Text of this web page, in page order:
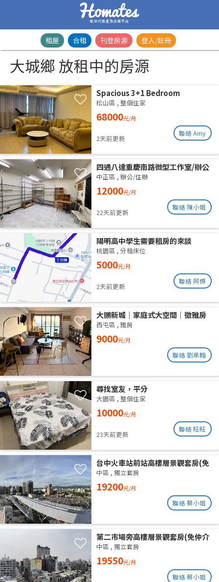
新世代房產及合租平台
租屋 合租 刊登房源 登入/註冊
大城鄉 放租中的房源
Spacious 3+1 Bedroom
Residence | Songshan District |
Taipei Arena MRTSpacious 42-
Ping Designer Apartment | Near
松山區 , 整個住家
68000元/月
2天前更新
聯絡 Amy
四通八達重慶南路微型工作室/辦公
室出租
中正區 , 辦公/住辦
12000元/月
22天前更新
聯絡 陳小姐
陽明高中學生需要租房的來談
桃園區 , 分租床位
5000元/月
2天前更新
聯絡 阿傑
大鵬新城｜家庭式大空間｜徵雅房
室友 1 人
西屯區 , 雅房
9000元/月
聯絡 劉承翰
尋找室友，平分
大園區 , 整個住家
10000元/月
23天前更新
聯絡 旺旺
台中火車站前站高樓層景觀套房(免
仲介費)
中區 , 獨立套房
19200元/月
聯絡 蔡小姐
第二市場旁高樓層景觀套房(免仲介
費)
中區 , 獨立套房
19550元/月
聯絡 蔡小姐